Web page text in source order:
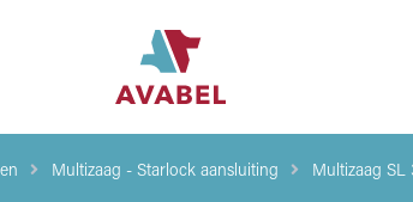
Multizaag - Starlock aansluiting Multizaag SL